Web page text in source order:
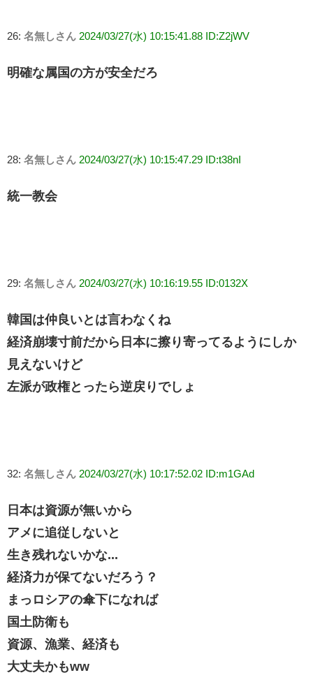
26: 名無しさん 2024/03/27(水) 10:15:41.88 ID:Z2jWV
明確な属国の方が安全だろ
28: 名無しさん 2024/03/27(水) 10:15:47.29 ID:t38nI
統一教会
29: 名無しさん 2024/03/27(水) 10:16:19.55 ID:0132X
韓国は仲良いとは言わなくね
経済崩壊寸前だから日本に擦り寄ってるようにしか
見えないけど
左派が政権とったら逆戻りでしょ
32: 名無しさん 2024/03/27(水) 10:17:52.02 ID:m1GAd
日本は資源が無いから
アメに追従しないと
生き残れないかな...
経済力が保てないだろう？
まっロシアの傘下になれば
国土防衛も
資源、漁業、経済も
大丈夫かもww